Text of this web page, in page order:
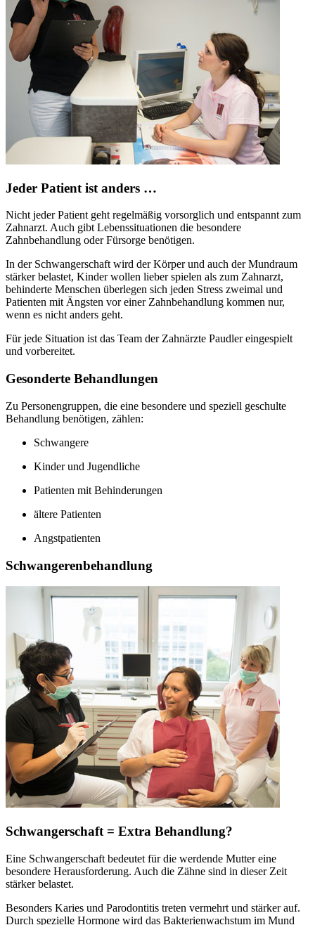
Jeder Patient ist anders …
Nicht jeder Patient geht regelmäßig vorsorglich und entspannt zum
Zahnarzt. Auch gibt Lebenssituationen die besondere
Zahnbehandlung oder Fürsorge benötigen.
In der Schwangerschaft wird der Körper und auch der Mundraum
stärker belastet, Kinder wollen lieber spielen als zum Zahnarzt,
behinderte Menschen überlegen sich jeden Stress zweimal und
Patienten mit Ängsten vor einer Zahnbehandlung kommen nur,
wenn es nicht anders geht.
Für jede Situation ist das Team der Zahnärzte Paudler eingespielt
und vorbereitet.
Gesonderte Behandlungen
Zu Personengruppen, die eine besondere und speziell geschulte
Behandlung benötigen, zählen:
Schwangere
Kinder und Jugendliche
Patienten mit Behinderungen
ältere Patienten
Angstpatienten
Schwangerenbehandlung
Schwangerschaft = Extra Behandlung?
Eine Schwangerschaft bedeutet für die werdende Mutter eine
besondere Herausforderung. Auch die Zähne sind in dieser Zeit
stärker belastet.
Besonders Karies und Parodontitis treten vermehrt und stärker auf.
Durch spezielle Hormone wird das Bakterienwachstum im Mund